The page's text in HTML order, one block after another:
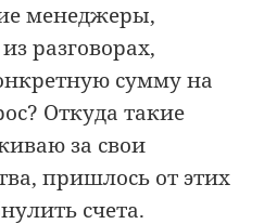
менеджеры,
разговорах,
сумму на
Откуда такие
за свои
пришлось от этих
счета.